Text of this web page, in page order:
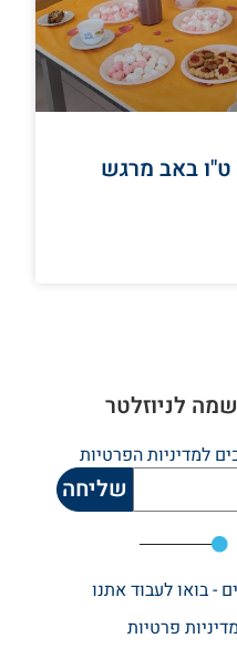
ט"ו באב מרגש
לניוזלטר
למדיניות הפרטיות
שליחה
- בואו לעבוד אתנו
מדיניות פרטיות